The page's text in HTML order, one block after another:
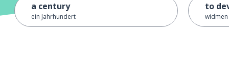
a century
ein Jahrhundert
to
widmen